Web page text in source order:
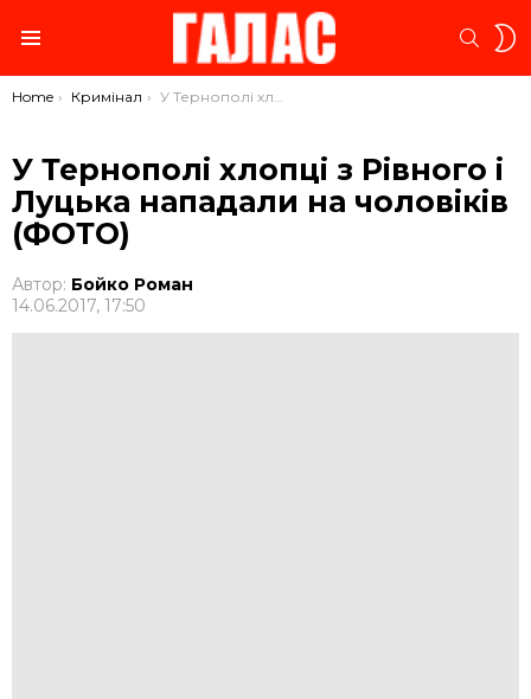
You are here:
Home Кримінал У Тернополі хлопці з Рівного і Луцька нападали на чоловіків (ФОТО)
У Тернополі хлопці з Рівного і
Луцька нападали на чоловіків
(ФОТО)
Автор: Бойко Роман
14.06.2017, 17:50